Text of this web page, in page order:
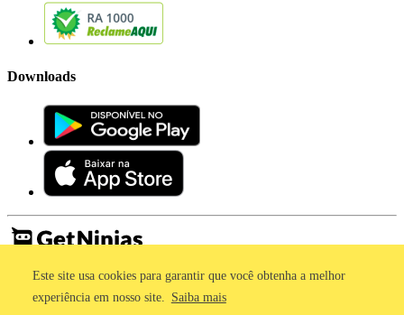
Este site usa cookies para garantir que você obtenha a melhor
experiência em nosso site. Saiba mais
Downloads
Imprensa
Termos de Uso